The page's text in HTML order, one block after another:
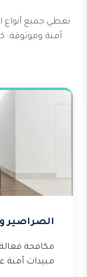
نغطي جميع أنواع
آمنة
الصراصير
مكافحة
مبيدات آمنة